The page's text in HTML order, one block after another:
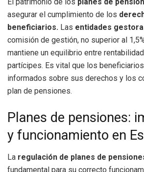
El patrimonio de los planes de
asegurar el cumplimiento de los
beneficiarios. Las entidades
comisión de gestión, no superior al
mantiene un equilibrio entre
partícipes. Es vital que los
informados sobre sus derechos y los
plan de pensiones.
Planes de pensiones:
y funcionamiento en
La regulación de planes de
fundamental para su correcto